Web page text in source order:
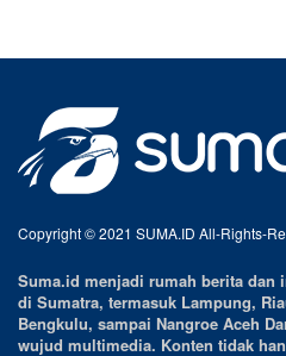
Copyright © 2021 SUMA.ID All-Rights-
Suma.id menjadi rumah berita dan
di Sumatra, termasuk Lampung,
Bengkulu, sampai Nangroe Aceh
wujud multimedia. Konten tidak